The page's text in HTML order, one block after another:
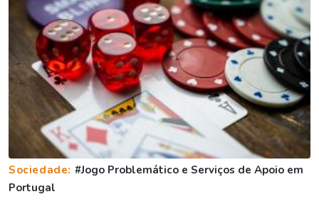
Sociedade: #Jogo Problemático e Serviços de Apoio em
Portugal